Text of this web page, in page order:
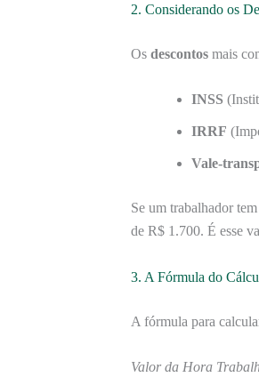
2. Considerando os
Os descontos mais
INSS
IRRF
Vale-
Se um trabalhador
de R$ 1.700. É esse
3. A Fórmula do
A fórmula para
Valor da Hora